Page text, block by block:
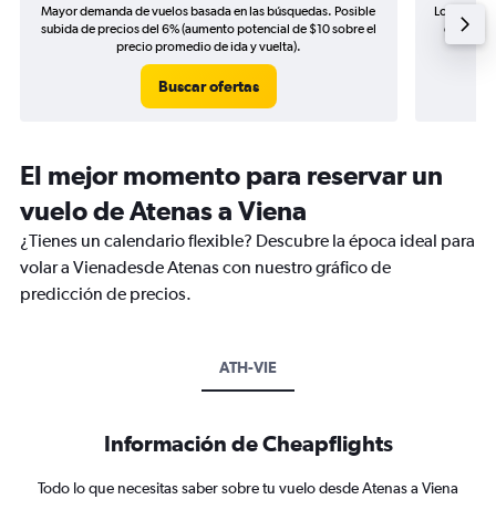
Mayor demanda de vuelos basada en las búsquedas. Posible
subida de precios del 6% (aumento potencial de $10 sobre el
precio promedio de ida y vuelta).
Buscar ofertas
Los
de
El mejor momento para reservar un
vuelo de Atenas a Viena
¿Tienes un calendario flexible? Descubre la época ideal para
volar a Vienadesde Atenas con nuestro gráfico de
predicción de precios.
ATH-VIE
Información de Cheapflights
Todo lo que necesitas saber sobre tu vuelo desde Atenas a Viena